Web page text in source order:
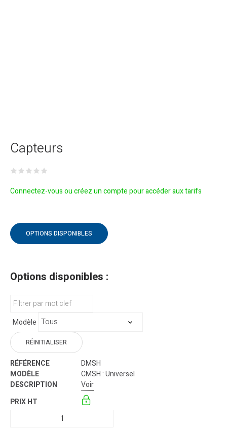
Capteurs
Connectez-vous ou créez un compte pour accéder aux tarifs
OPTIONS DISPONIBLES
Options disponibles :
Modèle
RÉINITIALISER
DMSH
CMSH : Universel
Voir